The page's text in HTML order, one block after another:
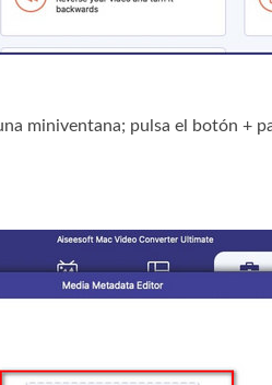
miniventana; pulsa el botón +